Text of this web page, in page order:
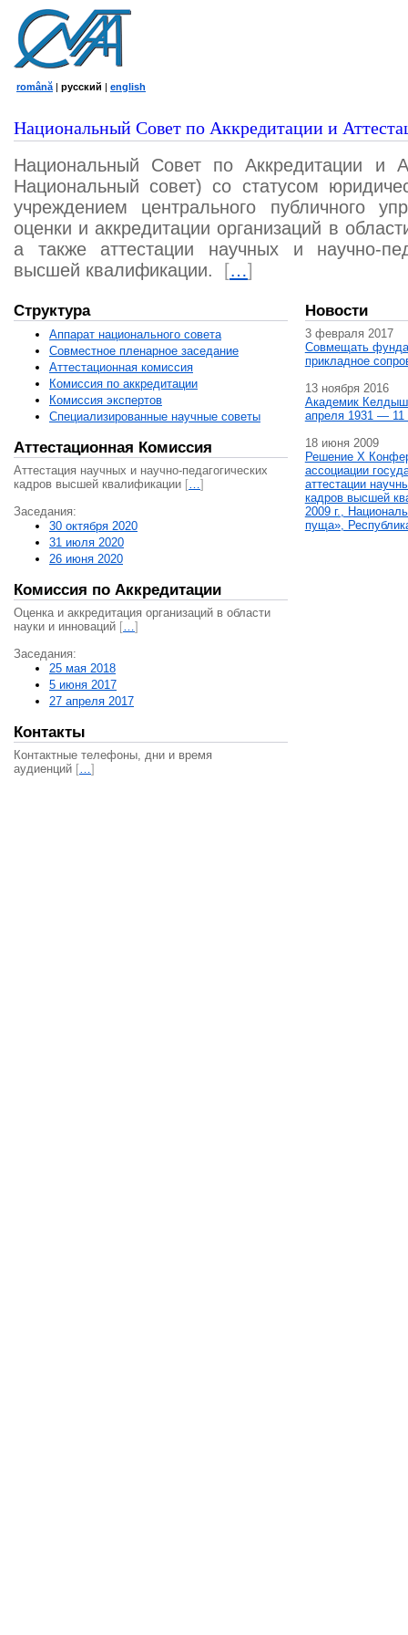
română | русский | english
Национальный Совет по Аккредитации и
Национальный Совет по Аккредитации и
Национальный совет) со статусом
учреждением центрального публичного
оценки и аккредитации организаций в
а также аттестации научных и научно-
высшей квалификации.
[…]
Структура
Аппарат национального совета
Совместное пленарное заседание
Аттестационная комисcия
Комиссия по аккредитации
Комиссия экспертов
Специализированные научные советы
Аттестационная Комиссия
Аттестация научных и научно-педагогических
кадров высшей квалификации […]
Заседания:
30 октября 2020
31 июля 2020
26 июня 2020
Комиссия по Аккредитации
Оценка и аккредитация организаций в области
науки и инноваций […]
Заседания:
25 мая 2018
5 июня 2017
27 апреля 2017
Контакты
Контактные телефоны, дни и время
аудиенций […]
Новости
3 февраля 2017
Совмещать
прикладное
13 ноября 2016
Академик
апреля 1931 — 11
18 июня 2009
Решение X
ассоциации
аттестации
кадров высшей
2009 г.,
пуща»,